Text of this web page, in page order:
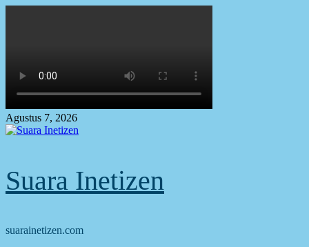
Agustus 7, 2026
Suara Inetizen
suarainetizen.com